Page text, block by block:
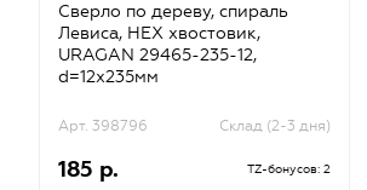
Сверло по дереву, спираль
Левиса, HEX хвостовик,
URAGAN 29465-235-12,
d=12х235мм
Арт. 398796 Склад (2-3 дня)
185 р. TZ-бонусов: 2